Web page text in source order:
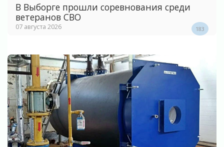
В Выборге прошли соревнования среди
ветеранов СВО
07 августа 2026 183